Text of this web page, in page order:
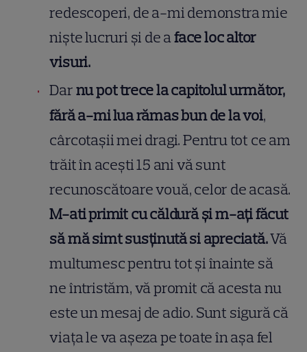
redescoperi, de a-mi demonstra mie
niște lucruri și de aface loc altor
visuri.
Darnu pot trece la capitolul următor,
fără a-mi lua rămas bun de la voi,
cârcotașii mei dragi. Pentru tot ce am
trăit în acești 15 ani vă sunt
recunoscătoare vouă, celor de acasă.
M-ati primit cu căldură și m-ați făcut
să mă simt susținută si apreciată.Vă
multumesc pentru tot și înainte să
ne întristăm, vă promit că acesta nu
este un mesaj de adio. Sunt sigură că
viața le va așeza pe toate în așa fel